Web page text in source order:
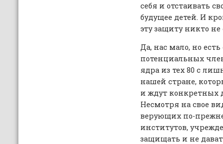
себя и отстаивать
будущее детей. И
эту защиту никто не
Да, нас мало, но
потенциальных
ядра из тех 80 с
нашей стране,
и ждут конкретных
Несмотря на свое
верующих по-
институтов,
защищать и не